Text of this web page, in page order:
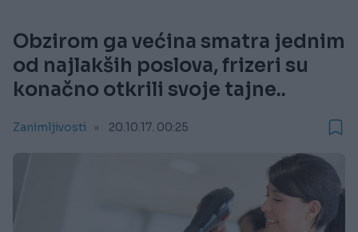
Obzirom ga većina smatra jednim
od najlakših poslova, frizeri su
konačno otkrili svoje tajne..
Zanimljivosti 20.10.17. 00:25